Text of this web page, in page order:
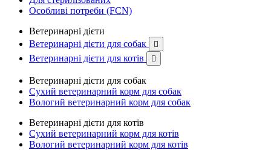
Особливі потреби (FCN)
Ветеринарні дієти
Ветеринарні дієти для собак

Ветеринарні дієти для котів 
Ветеринарні дієти для собак
Сухий ветеринарний корм для собак
Вологий ветеринарний корм для собак
Ветеринарні дієти для котів
Сухий ветеринарний корм для котів
Вологий ветеринарний корм для котів